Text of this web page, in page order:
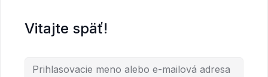
Vitajte späť!